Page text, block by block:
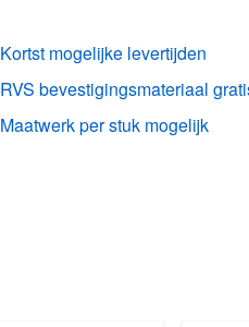
Kortst mogelijke levertijden
RVS bevestigingsmateriaal
Maatwerk per stuk mogelijk